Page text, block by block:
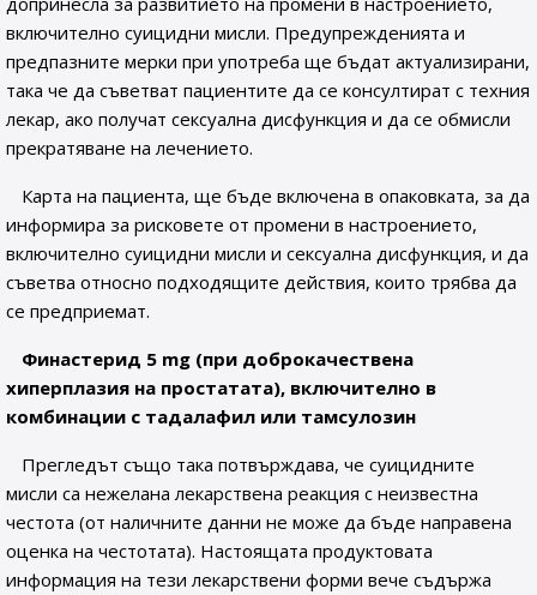
включително суицидни мисли. Предупрежденията и
предпазните мерки при употреба ще бъдат актуализирани,
така че да съветват пациентите да се консултират с техния
лекар, ако получат сексуална дисфункция и да се обмисли
прекратяване на лечението.
Карта на пациента, ще бъде включена в опаковката, за да
информира за рисковете от промени в настроението,
включително суицидни мисли и сексуална дисфункция, и да
съветва относно подходящите действия, които трябва да
се предприемат.
Финастерид 5 mg (при доброкачествена
хиперплазия на простатата), включително в
комбинации с тадалафил или тамсулозин
Прегледът също така потвърждава, че суицидните
мисли са нежелана лекарствена реакция с неизвестна
честота (от наличните данни не може да бъде направена
оценка на честотата). Настоящата продуктовата
информация на тези лекарствени форми вече съдържа